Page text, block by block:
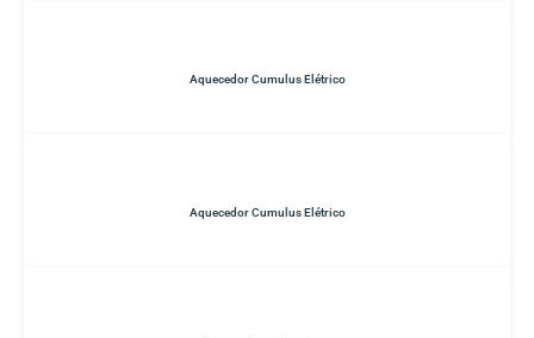
Aquecedor Cumulus Elétrico
Aquecedor Cumulus Elétrico